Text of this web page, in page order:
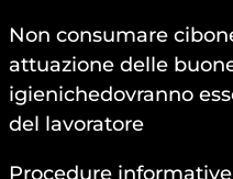
Non consumare
attuazione delle
igienichedovranno
del lavoratore
Procedure